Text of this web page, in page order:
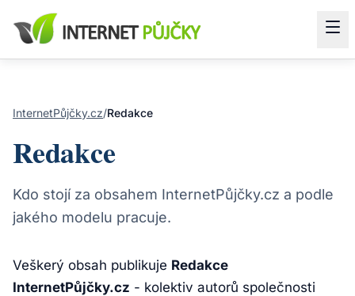
InternetPůjčky.cz/Redakce
Redakce
Kdo stojí za obsahem InternetPůjčky.cz a podle
jakého modelu pracuje.
Veškerý obsah publikuje Redakce
InternetPůjčky.cz - kolektiv autorů společnosti